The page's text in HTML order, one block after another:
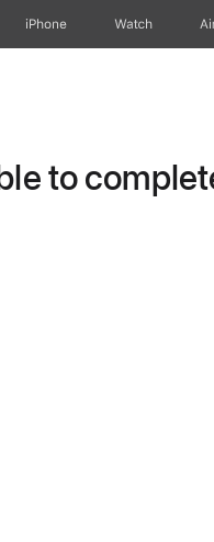
iPhone Watch
to